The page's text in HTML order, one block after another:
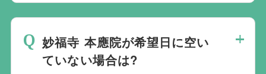
ご予約は葬儀社を通じたお手続きが必要で
す。万が一の際は、当社むすびすにご連絡
妙福寺 本應院が希望日に空い
ていない場合は?